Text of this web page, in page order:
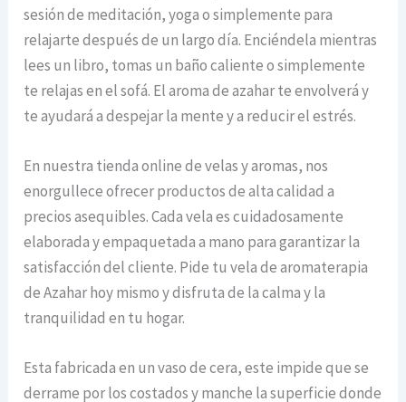
sesión de meditación, yoga o simplemente para
relajarte después de un largo día. Enciéndela mientras
lees un libro, tomas un baño caliente o simplemente
te relajas en el sofá. El aroma de azahar te envolverá y
te ayudará a despejar la mente y a reducir el estrés.
En nuestra tienda online de velas y aromas, nos
enorgullece ofrecer productos de alta calidad a
precios asequibles. Cada vela es cuidadosamente
elaborada y empaquetada a mano para garantizar la
satisfacción del cliente. Pide tu vela de aromaterapia
de Azahar hoy mismo y disfruta de la calma y la
tranquilidad en tu hogar.
Esta fabricada en un vaso de cera, este impide que se
derrame por los costados y manche la superficie donde